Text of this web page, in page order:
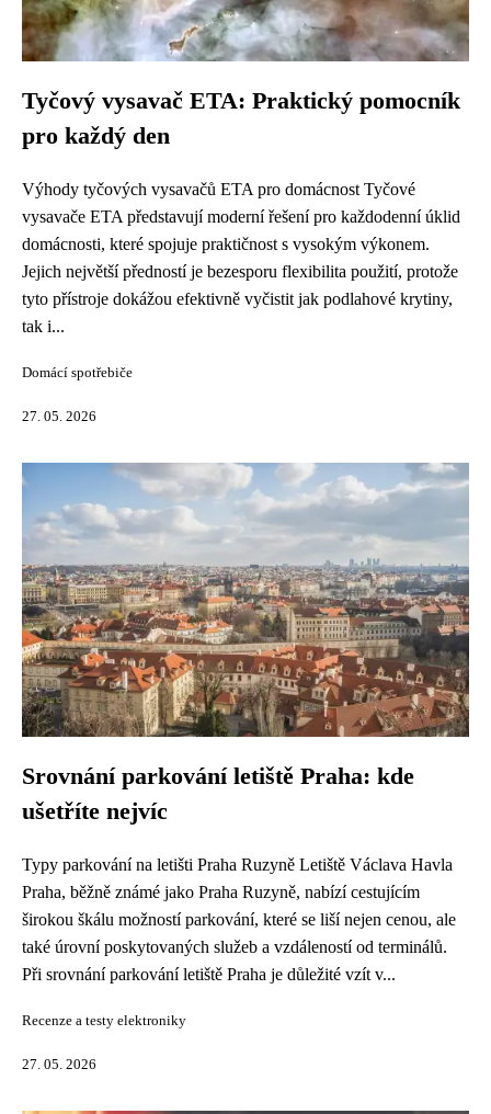
Tyčový vysavač ETA: Praktický pomocník
pro každý den
Výhody tyčových vysavačů ETA pro domácnost Tyčové
vysavače ETA představují moderní řešení pro každodenní úklid
domácnosti, které spojuje praktičnost s vysokým výkonem.
Jejich největší předností je bezesporu flexibilita použití, protože
tyto přístroje dokážou efektivně vyčistit jak podlahové krytiny,
tak i...
Domácí spotřebiče
27. 05. 2026
Srovnání parkování letiště Praha: kde
ušetříte nejvíc
Typy parkování na letišti Praha Ruzyně Letiště Václava Havla
Praha, běžně známé jako Praha Ruzyně, nabízí cestujícím
širokou škálu možností parkování, které se liší nejen cenou, ale
také úrovní poskytovaných služeb a vzdáleností od terminálů.
Při srovnání parkování letiště Praha je důležité vzít v...
Recenze a testy elektroniky
27. 05. 2026